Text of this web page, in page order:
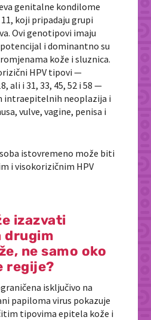
genitalne kondilome
koji pripadaju grupi
Ovi genotipovi imaju
i dominantno su
kože i sluznica.
HPV tipovi —
ali i 31, 33, 45, 52 i 58 —
intraepitelnih neoplazija i
vulve, vagine, penisa i
istovremeno može biti
i visokorizičnim HPV
izazvati
drugim
ne samo oko
regije?
isključivo na
papiloma virus pokazuje
tipovima epitela kože i